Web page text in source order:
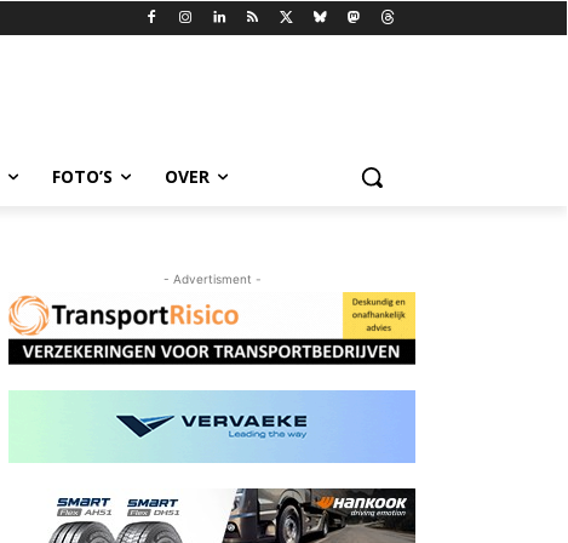
FOTO’S OVER
- Advertisment -